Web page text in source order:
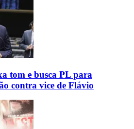
tom e busca PL para
contra vice de Flávio